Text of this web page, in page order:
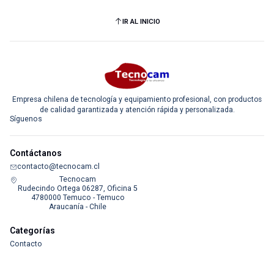
IR AL INICIO
Empresa chilena de tecnología y equipamiento profesional, con productos
de calidad garantizada y atención rápida y personalizada.
Síguenos
Contáctanos
contacto@tecnocam.cl
Tecnocam
Rudecindo Ortega 06287, Oficina 5
4780000 Temuco - Temuco
Araucanía - Chile
Categorías
Contacto